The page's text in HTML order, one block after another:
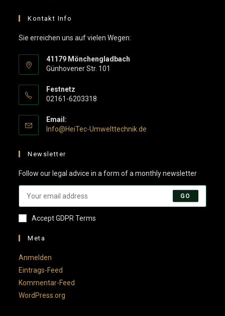
Kontakt Info
Sie erreichen uns auf vielen Wegen:
41179 Mönchengladbach
Günhovener Str. 101
Festnetz
02161-6203318
Email:
Info@HeiTec-Umwelttechnik.de
Newsletter
Follow our legal advice in a form of a monthly newsletter
GO
Accept GDPR Terms
Meta
Anmelden
Eintrags-Feed
Kommentar-Feed
WordPress.org